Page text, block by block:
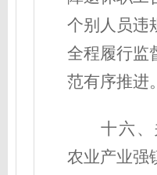
个别人员违
全程履行监
范有序推进。
十六
农业产业强